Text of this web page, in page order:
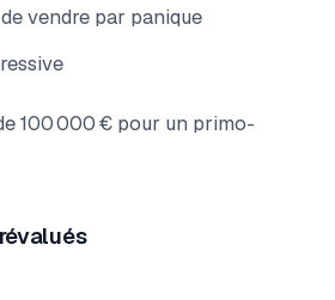
vendre par panique
100 000 € pour un primo-